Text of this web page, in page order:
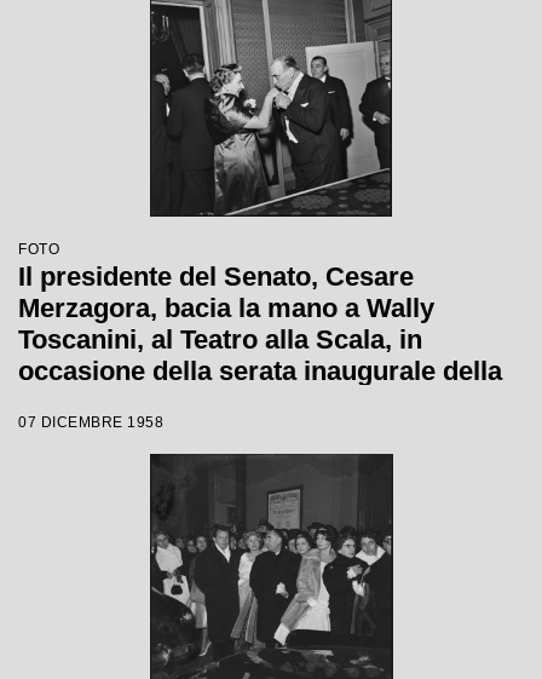
FOTO
Il presidente del Senato, Cesare
Merzagora, bacia la mano a Wally
Toscanini, al Teatro alla Scala, in
occasione della serata inaugurale della
"Turandot" di Giacomo Puccini, diretta
da Antonino Votto con la regia di
Margherita Walmann
07 DICEMBRE 1958